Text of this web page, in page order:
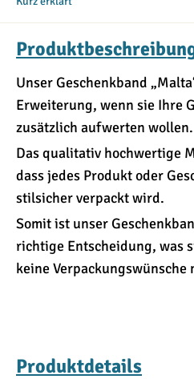
Unser Geschenkband
Erweiterung, wenn sie Ihre
zusätzlich aufwerten wollen.
Das qualitativ hochwertige
dass jedes Produkt oder
stilsicher verpackt wird.
Somit ist unser
richtige Entscheidung, was
keine Verpackungswünsche
Produktdetails